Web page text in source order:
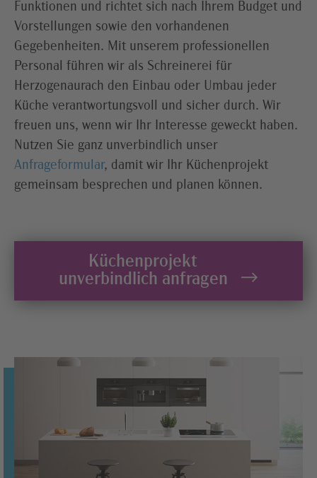
Funktionen und richtet sich nach Ihrem Budget und
Vorstellungen sowie den vorhandenen
Gegebenheiten. Mit unserem professionellen
Personal führen wir als Schreinerei für
Herzogenaurach den Einbau oder Umbau jeder
Küche verantwortungsvoll und sicher durch. Wir
freuen uns, wenn wir Ihr Interesse geweckt haben.
Nutzen Sie ganz unverbindlich unser
Anfrageformular, damit wir Ihr Küchenprojekt
gemeinsam besprechen und planen können.
Küchenprojekt
unverbindlich anfragen